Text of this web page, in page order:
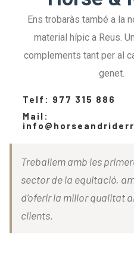
Treballem amb les
sector de la equitació,
d’oferir la millor qualitat
clients.
Ens trobaràs també a la
material hípic a Reus.
complements tant per al
genet.
Telf: 977 315 886
Mail: